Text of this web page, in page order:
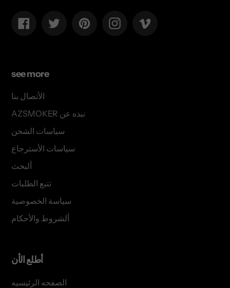
Facebook Twitter PinterestInstagram
see more
الأتصال بنا
AZSMOKER نبذه عن
سياسات الشحن
سياسات الأسترجاع
ألبحث
تتبع الطلبات
سياسة الخصوصية
ألشروط والأحكام
أطلع الأن
الصفحه الرئيسيه